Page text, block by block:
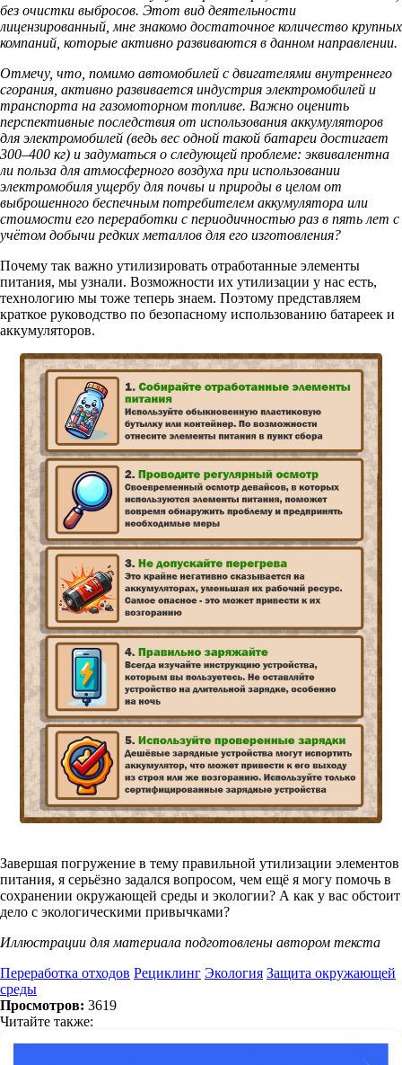
без очистки выбросов. Этот вид деятельности
лицензированный, мне знакомо достаточное количество крупных
компаний, которые активно развиваются в данном направлении.
Отмечу, что, помимо автомобилей с двигателями внутреннего
сгорания, активно развивается индустрия электромобилей и
транспорта на газомоторном топливе. Важно оценить
перспективные последствия от использования аккумуляторов
для электромобилей (ведь вес одной такой батареи достигает
300–400 кг) и задуматься о следующей проблеме: эквивалентна
ли польза для атмосферного воздуха при использовании
электромобиля ущербу для почвы и природы в целом от
выброшенного беспечным потребителем аккумулятора или
стоимости его переработки с периодичностью раз в пять лет с
учётом добычи редких металлов для его изготовления?
Почему так важно утилизировать отработанные элементы
питания, мы узнали. Возможности их утилизации у нас есть,
технологию мы тоже теперь знаем. Поэтому представляем
краткое руководство по безопасному использованию батареек и
аккумуляторов.
Завершая погружение в тему правильной утилизации элементов
питания, я серьёзно задался вопросом, чем ещё я могу помочь в
сохранении окружающей среды и экологии? А как у вас обстоит
дело с экологическими привычками?
Иллюстрации для материала подготовлены автором текста
Переработка отходов Рециклинг Экология Защита окружающей
среды
Просмотров: 3619
Читайте также: